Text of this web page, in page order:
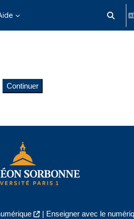
Continuer
| Enseigner avec le